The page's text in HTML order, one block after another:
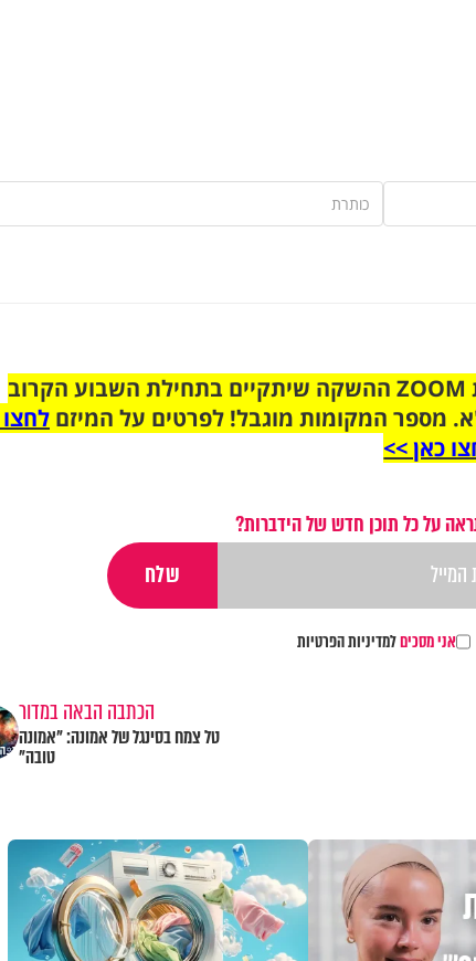
הצטרפו לקבוצת הוואטסאפ לקראת ZOOM ההשקה שיתקיים בתחילת השבוע הקרוב
מספר המקומות מוגבל! לפרטים על המיזם
כאן >>
על כל תוכן חדש של הידברות?
אני מסכיםלמדיניות הפרטיות
הכתבה הבאה במדור
טל צמח בסינגל של אמונה: "אמונה
טובה"